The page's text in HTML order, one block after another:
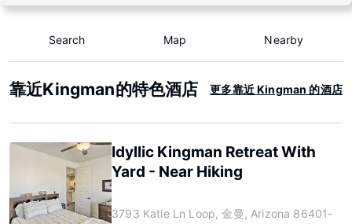
Search Map Nearby
靠近Kingman的特色酒店 更多靠近 Kingman 的酒店
Idyllic Kingman Retreat With
Yard - Near Hiking
3793 Katie Ln Loop, 金曼, Arizona 86401-